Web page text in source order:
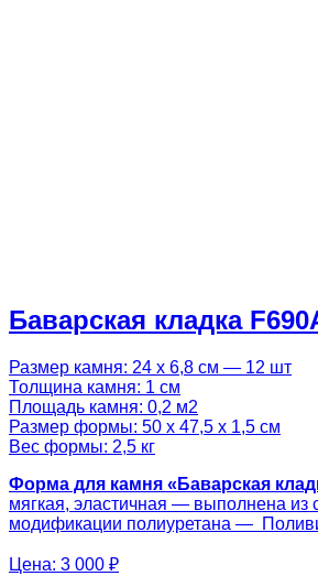
Баварская кладка
Размер камня: 24 х 6,8 см — 12 шт
Толщина камня: 1 см
Площадь камня: 0,2 м2
Размер формы: 50 х 47,5 х 1,5 см
Вес формы: 2,5 кг
Форма для камня « Баварская
мягкая, эластичная — выполнена из
модификации полиуретана —
Цена: 3 000 ₽